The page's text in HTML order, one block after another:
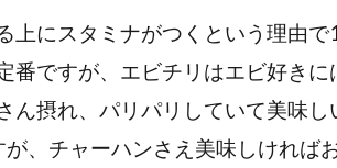
上にスタミナがつくという理由で
番ですが、エビチリはエビ好きに
ん摂れ、パリパリしていて美味し
、チャーハンさえ美味しければ